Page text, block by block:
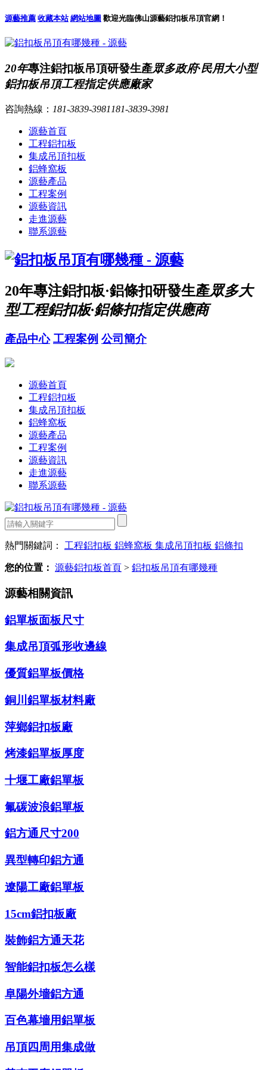
源藝推薦 收藏本站 網站地圖 歡迎光臨佛山源藝鋁扣板吊頂官網！
20年專注鋁扣板吊頂研發生產眾多政府·民用大小型
鋁扣板吊頂工程指定供應廠家
咨詢熱線： 181-3839-3981 181-3839-3981
源藝首頁
工程鋁扣板
集成吊頂扣板
鋁蜂窩板
源藝產品
工程案例
源藝資訊
走進源藝
聯系源藝
20年專注鋁扣板·鋁條扣研發生產眾多大
型工程鋁扣板·鋁條扣指定供應商
產品中心 工程案例 公司簡介
源藝首頁
工程鋁扣板
集成吊頂扣板
鋁蜂窩板
源藝產品
工程案例
源藝資訊
走進源藝
聯系源藝
熱門關鍵詞： 工程鋁扣板 鋁蜂窩板 集成吊頂扣板 鋁條扣
您的位置： 源藝鋁扣板首頁 > 鋁扣板吊頂有哪幾種
源藝相關資訊
鋁單板面板尺寸
集成吊頂弧形收邊線
優質鋁單板價格
銅川鋁單板材料廠
萍鄉鋁扣板廠
烤漆鋁單板厚度
十堰工廠鋁單板
氟碳波浪鋁單板
鋁方通尺寸200
異型轉印鋁方通
遼陽工廠鋁單板
15cm鋁扣板廠
裝飾鋁方通天花
智能鋁扣板怎么樣
阜陽外墻鋁方通
百色幕墻用鋁單板
吊頂四周用集成做